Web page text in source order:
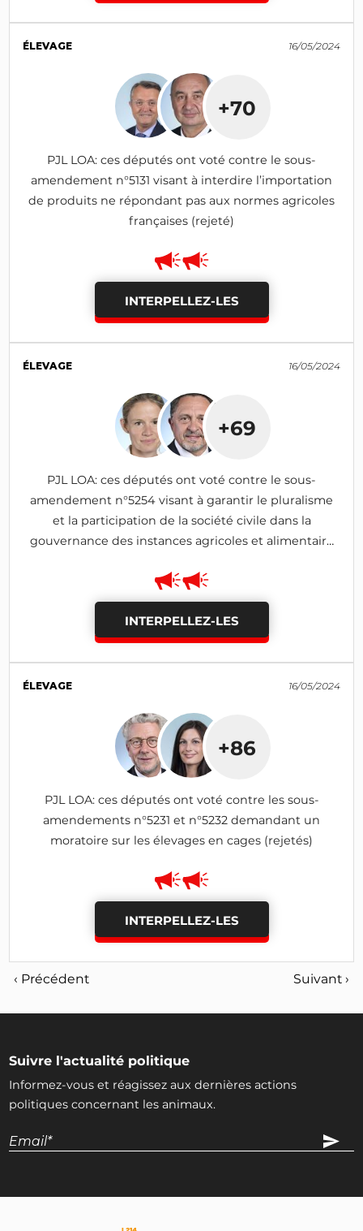
ÉLEVAGE 16/05/2024
+70
PJL LOA: ces députés ont voté contre le sous-
amendement n°5131 visant à interdire l’importation
de produits ne répondant pas aux normes agricoles
françaises (rejeté)
INTERPELLEZ-LES
ÉLEVAGE 16/05/2024
+69
PJL LOA: ces députés ont voté contre le sous-
amendement n°5254 visant à garantir le pluralisme
et la participation de la société civile dans la
gouvernance des instances agricoles et alimentaire
INTERPELLEZ-LES
ÉLEVAGE 16/05/2024
+86
PJL LOA: ces députés ont voté contre les sous-
amendements n°5231 et n°5232 demandant un
moratoire sur les élevages en cages (rejetés)
INTERPELLEZ-LES
‹ Précédent Suivant ›
Suivre l'actualité politique
Informez-vous et réagissez aux dernières actions
politiques concernant les animaux.